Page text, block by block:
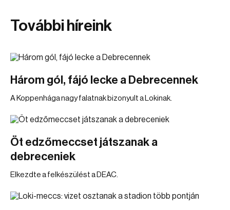
További híreink
Három gól, fájó lecke a Debrecennek
A Koppenhága nagy falatnak bizonyult a Lokinak.
Öt edzőmeccset játszanak a
debreceniek
Elkezdte a felkészülést a DEAC.